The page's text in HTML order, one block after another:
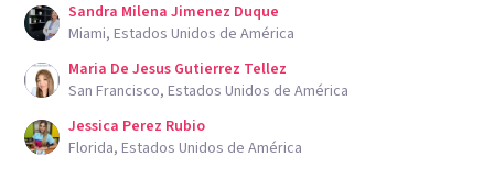
Sandra Milena Jimenez Duque
Miami, Estados Unidos de América
Maria De Jesus Gutierrez Tellez
San Francisco, Estados Unidos de América
Jessica Perez Rubio
Florida, Estados Unidos de América